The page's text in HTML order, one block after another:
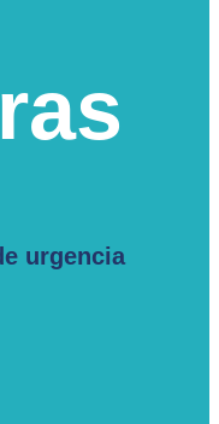
urgencia